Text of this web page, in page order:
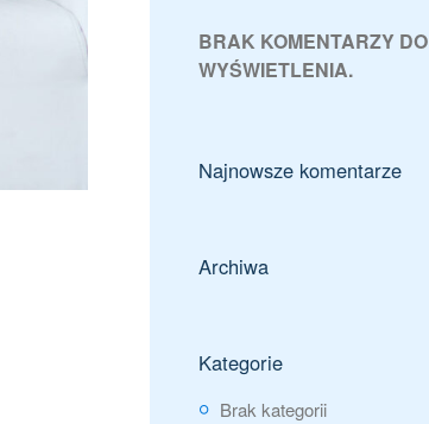
BRAK KOMENTARZY DO
WYŚWIETLENIA.
Najnowsze komentarze
Archiwa
Kategorie
Brak kategorii